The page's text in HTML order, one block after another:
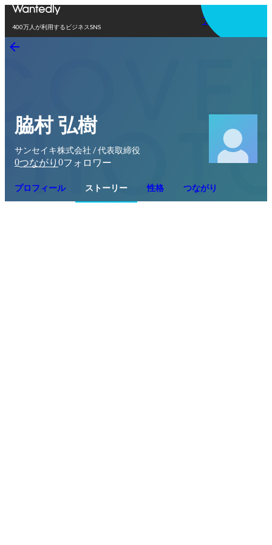
400万人が利用するビジネスSNS
アプリを使う
脇村 弘樹
サンセイキ株式会社 / 代表取締役
0つながり 0フォロワー
プロフィール ストーリー 性格 つながり